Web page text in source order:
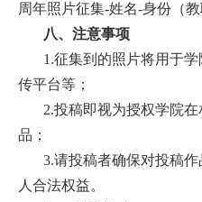
招
周年照片征集-姓名-身份（教
八、注意事项
1.征集到的照片将用于
传平台等；
2.投稿即视为授权学院
品；
3.请投稿者确保对投稿
人合法权益。